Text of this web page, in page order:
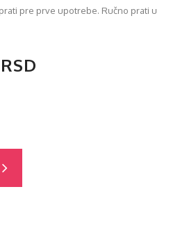
pre prve upotrebe. Ručno prati u